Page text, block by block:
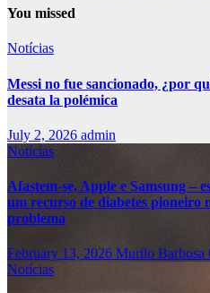
You missed
Notícias
Messi no fue sancionado, ¿por
desata la polémica
July 2, 2026 admin
Notícias
Afastem-se, Apple e Samsung –
um recurso de diabetes pioneiro
problema
February 13, 2026 Murilo Barbosa
Notícias